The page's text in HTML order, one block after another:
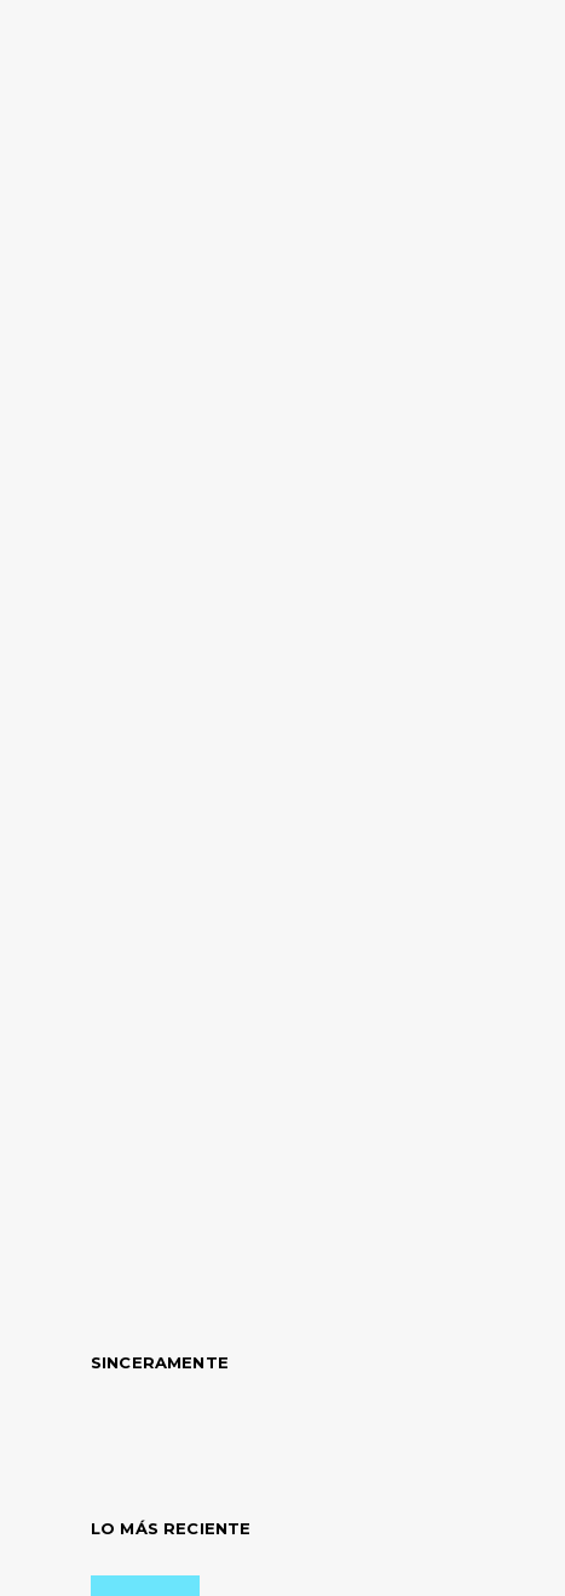
SINCERAMENTE
LO MÁS RECIENTE